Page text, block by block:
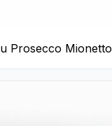
Prosecco Mionetto
și Flori Pastelate